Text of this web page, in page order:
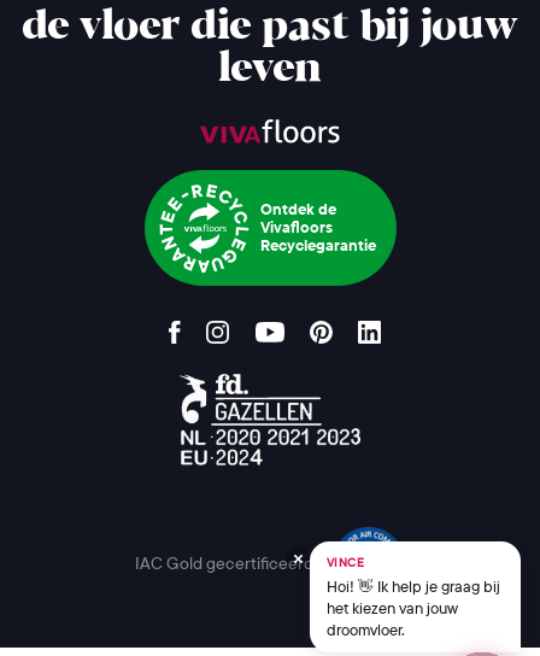
de vloer die past bij jouw
leven
Ontdek de
Vivafloors
Recyclegarantie
IAC Gold gecertificeerd VINCE
Hoi! 👋 Ik help je graag bij
het kiezen van jouw
droomvloer.